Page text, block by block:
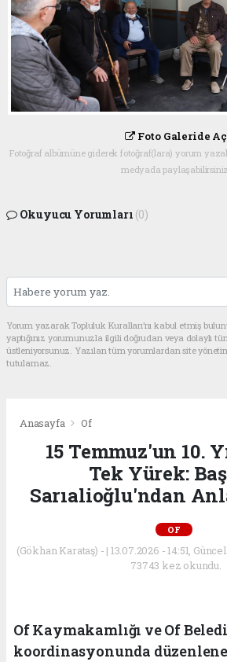
Foto Galeride Aç
Fotoğraf albümüne giderek fotoğraf(lara) yorum
medyada
Okuyucu Yorumları (0)
Yorum yazarak Topluluk Kuralları’nı kabul etmiş
yaptığınız yorumunuzla ilgili doğrudan veya dolaylı
üstleniyorsunuz. Yazılan tüm yorumlardan site
tutulamaz.
Anasayfa Of
15 Temmuz'un 10.
Tek Yürek:
Sarıalioğlu'ndan
OF
(Gökhan Karataş) - | 13.07.2026 - 14:51,
73743 kez okundu.
Of Kaymakamlığı ve Of
koordinasyonunda